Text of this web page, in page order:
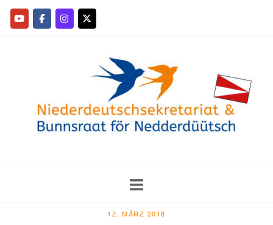
12. MÄRZ 2018